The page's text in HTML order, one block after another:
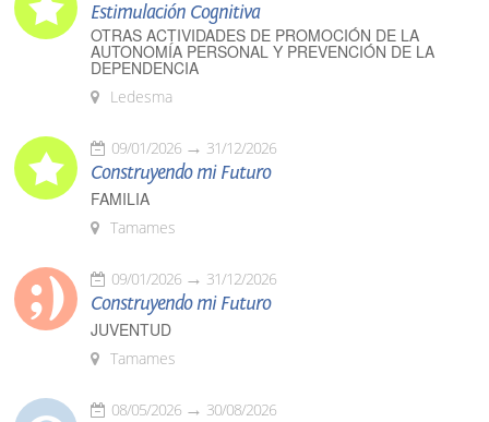
Estimulación Cognitiva
OTRAS ACTIVIDADES DE PROMOCIÓN DE LA
AUTONOMÍA PERSONAL Y PREVENCIÓN DE LA
DEPENDENCIA
Ledesma
09/01/2026 31/12/2026
Construyendo mi Futuro
FAMILIA
Tamames
09/01/2026 31/12/2026
Construyendo mi Futuro
JUVENTUD
Tamames
08/05/2026 30/08/2026